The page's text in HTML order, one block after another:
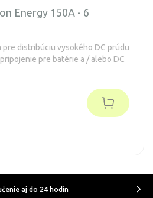
Energy 150A - 6
pre distribúciu vysokého DC prúdu
pre batérie a / alebo DC
aj do 24 hodín